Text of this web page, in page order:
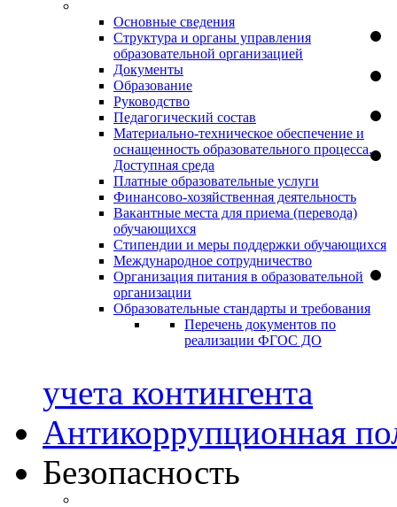
Основные сведения
Структура и органы управления
образовательной организацией
Документы
Образование
Руководство
Педагогический состав
Материально-техническое обеспечение и
оснащенность образовательного процесса.
Доступная среда
Платные образовательные услуги
Финансово-хозяйственная деятельность
Вакантные места для приема (перевода)
обучающихся
Стипендии и меры поддержки обучающихся
Международное сотрудничество
Организация питания в образовательной
организации
Образовательные стандарты и требования
Перечень документов по
реализации ФГОС ДО
учета контингента
Антикоррупционная
Безопасность